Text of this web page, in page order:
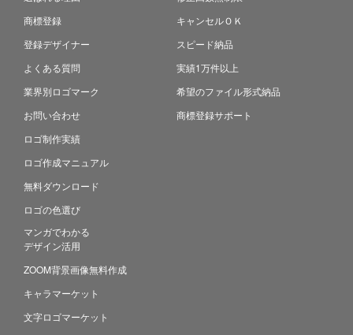
商標登録
登録デザイナー
よくある質問
業界別ロゴマーク
お問い合わせ
ロゴ制作実績
ロゴ作成マニュアル
無料ダウンロード
ロゴの色選び
マンガでわかる
デザイン活用
ZOOM背景画像無料作成
キャラマーケット
文字ロゴマーケット
キャンセルＯＫ
スピード納品
実績1万件以上
希望のファイル形式納品
商標登録サポート